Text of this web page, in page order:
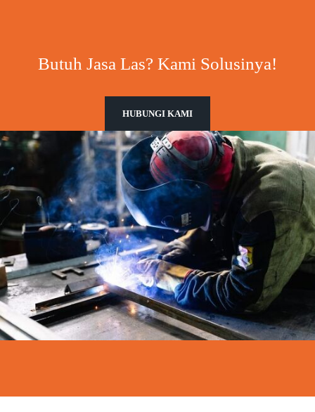
Butuh Jasa Las? Kami Solusinya!
HUBUNGI KAMI